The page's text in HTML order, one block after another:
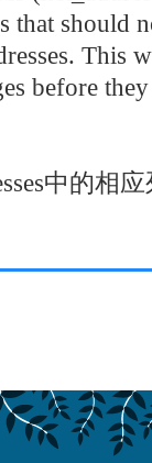
that should
This
before
中的相应